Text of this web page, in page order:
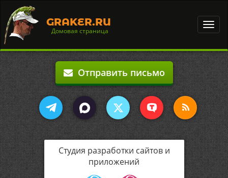
GRAKER.RU
Домовая страница
Отправить письмо
Студия разработки сайтов и
приложений